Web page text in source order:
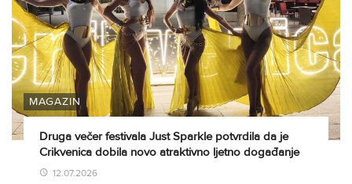
MAGAZIN
Druga večer festivala Just Sparkle potvrdila da je
Crikvenica dobila novo atraktivno ljetno događanje
12.07.2026